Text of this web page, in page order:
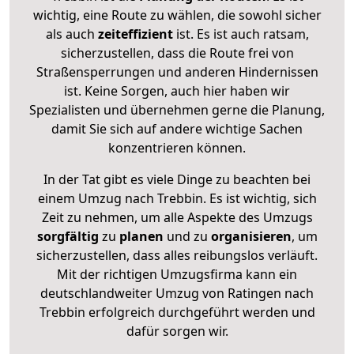
wichtig, eine Route zu wählen, die sowohl sicher
als auch zeiteffizientist. Es ist auch ratsam,
sicherzustellen, dass die Route frei von
Straßensperrungen und anderen Hindernissen
ist. Keine Sorgen, auch hier haben wir
Spezialisten und übernehmen gerne die Planung,
damit Sie sich auf andere wichtige Sachen
konzentrieren können.
In der Tat gibt es viele Dinge zu beachten bei
einem Umzug nach Trebbin. Es ist wichtig, sich
Zeit zu nehmen, um alle Aspekte des Umzugs
sorgfältig zu planen und zu organisieren, um
sicherzustellen, dass alles reibungslos verläuft.
Mit der richtigen Umzugsfirma kann ein
deutschlandweiter Umzug von Ratingen nach
Trebbin erfolgreich durchgeführt werden und
dafür sorgen wir.